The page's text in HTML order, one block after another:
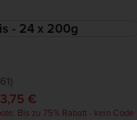
€
Bis zu 75% Rabatt - kein Code